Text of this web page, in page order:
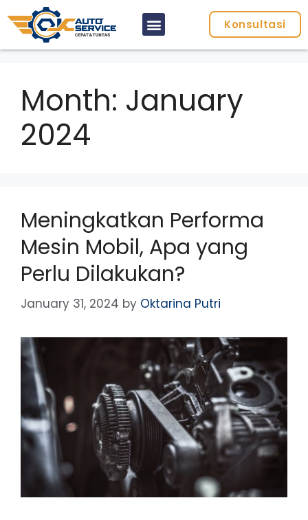
Konsultasi
Month: January
2024
Meningkatkan Performa
Mesin Mobil, Apa yang
Perlu Dilakukan?
January 31, 2024 by Oktarina Putri